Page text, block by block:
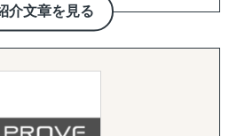
でいる弊社が、貴社の適切なパ
ただきます。
る企業さまに多くご依頼を受け
要素となってきます。
門家とのパートナーシップ
を結んでいる専門家は、現地の
を解し、
ネスを熟知しています。
**市場調査・戦略策定から、EC
トナー開拓・規制対応・物流ま
活用して「実際に売れる状態」
介文章を見る